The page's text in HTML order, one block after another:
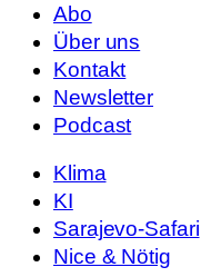
Abo
Über uns
Kontakt
Newsletter
Podcast
Klima
KI
Sarajevo-Safari
Nice & Nötig